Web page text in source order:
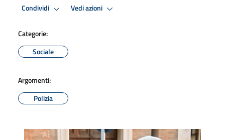
Condividi Vedi azioni
Categorie:
Sociale
Argomenti:
Polizia